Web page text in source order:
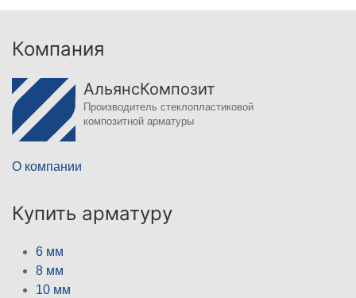
Компания
АльянсКомпозит
Производитель стеклопластиковой
композитной арматуры
О компании
Купить арматуру
6 мм
8 мм
10 мм